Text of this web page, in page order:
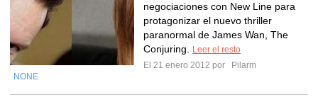
negociaciones con New Line para
protagonizar el nuevo thriller
paranormal de James Wan, The
Conjuring.
Leer el resto
El 21 enero 2012 por
Pilarm
NONE